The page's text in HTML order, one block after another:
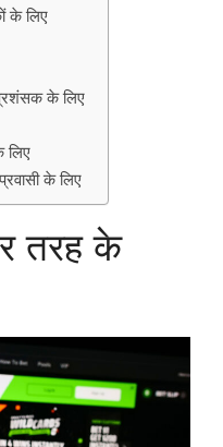
के लिए
के लिए
के लिए
तरह के